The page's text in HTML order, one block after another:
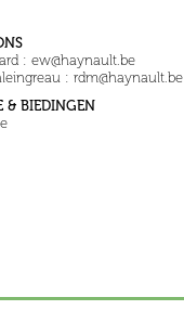
: ew@haynault.be
: rdm@haynault.be
& BIEDINGEN